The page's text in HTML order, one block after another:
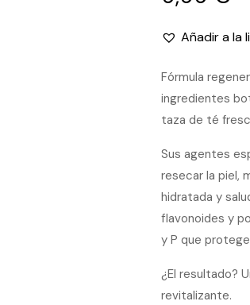
Añadir a la
Fórmula
ingredientes
taza de té
Sus agentes
resecar la piel,
hidratada y
flavonoides y
y P que
¿El resultado?
revitalizante.